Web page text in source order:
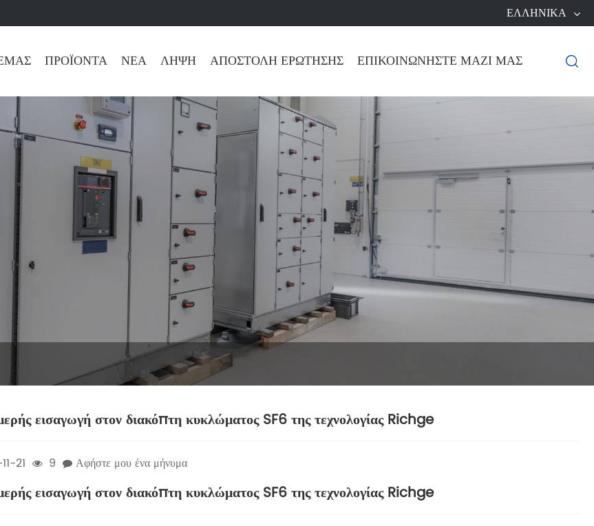
ΕΛΛΗΝΙΚΆ
ΠΡΟΪΌΝΤΑ ΝΈΑ ΛΉΨΗ ΑΠΟΣΤΟΛΉ ΕΡΏΤΗΣΗΣ ΕΠΙΚΟΙΝΩΝΉΣΤΕ ΜΑΖΊ ΜΑΣ 
εισαγωγή στον διακόπτη κυκλώματος SF6 της τεχνολογίας Richge
21 9 Αφήστε μου ένα μήνυμα
εισαγωγή στον διακόπτη κυκλώματος SF6 της τεχνολογίας Richge